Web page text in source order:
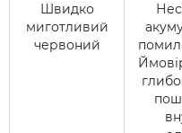
Швидко
миготливий
червоний